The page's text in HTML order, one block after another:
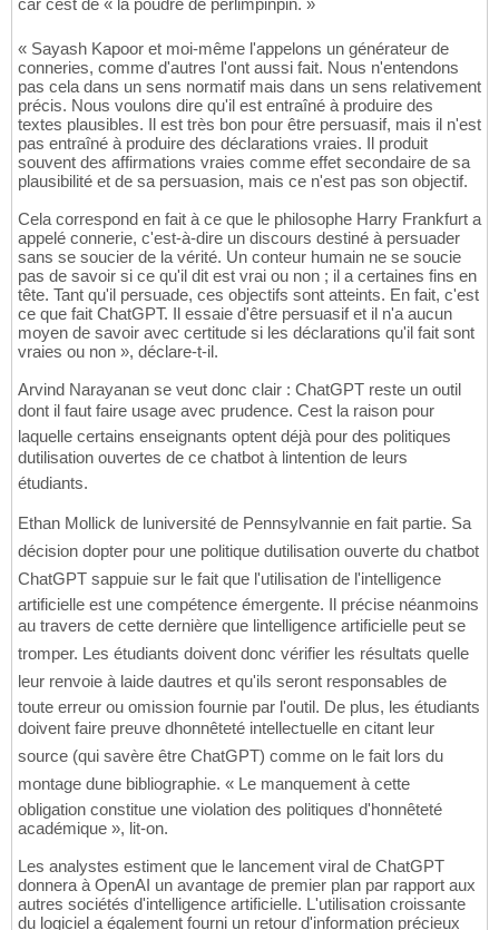
« Sayash Kapoor et moi-même l'appelons un générateur de
conneries, comme d'autres l'ont aussi fait. Nous n'entendons
pas cela dans un sens normatif mais dans un sens relativement
précis. Nous voulons dire qu'il est entraîné à produire des
textes plausibles. Il est très bon pour être persuasif, mais il n'est
pas entraîné à produire des déclarations vraies. Il produit
souvent des affirmations vraies comme effet secondaire de sa
plausibilité et de sa persuasion, mais ce n'est pas son objectif.
Cela correspond en fait à ce que le philosophe Harry Frankfurt a
appelé connerie, c'est-à-dire un discours destiné à persuader
sans se soucier de la vérité. Un conteur humain ne se soucie
pas de savoir si ce qu'il dit est vrai ou non ; il a certaines fins en
tête. Tant qu'il persuade, ces objectifs sont atteints. En fait, c'est
ce que fait ChatGPT. Il essaie d'être persuasif et il n'a aucun
moyen de savoir avec certitude si les déclarations qu'il fait sont
vraies ou non », déclare-t-il.
Arvind Narayanan se veut donc clair : ChatGPT reste un outil
dont il faut faire usage avec prudence. Cest la raison pour
laquelle certains enseignants optent déjà pour des politiques
dutilisation ouvertes de ce chatbot à lintention de leurs
étudiants.
Ethan Mollick de luniversité de Pennsylvannie en fait partie. Sa
décision dopter pour une politique dutilisation ouverte du chatbot
ChatGPT sappuie sur le fait que l'utilisation de l'intelligence
artificielle est une compétence émergente. Il précise néanmoins
au travers de cette dernière que lintelligence artificielle peut se
tromper. Les étudiants doivent donc vérifier les résultats quelle
leur renvoie à laide dautres et qu'ils seront responsables de
toute erreur ou omission fournie par l'outil. De plus, les étudiants
doivent faire preuve dhonnêteté intellectuelle en citant leur
source (qui savère être ChatGPT) comme on le fait lors du
montage dune bibliographie. « Le manquement à cette
obligation constitue une violation des politiques d'honnêteté
académique », lit-on.
Les analystes estiment que le lancement viral de ChatGPT
donnera à OpenAI un avantage de premier plan par rapport aux
autres sociétés d'intelligence artificielle. L'utilisation croissante
du logiciel a également fourni un retour d'information précieux